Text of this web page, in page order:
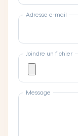
Adresse e-mail
Joindre un fichier
Message